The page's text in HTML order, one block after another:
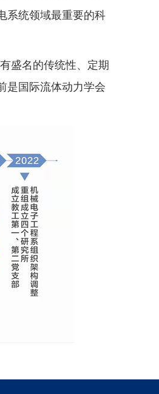
系统领域最重要的科
盛名的传统性、定期
是国际流体动力学会